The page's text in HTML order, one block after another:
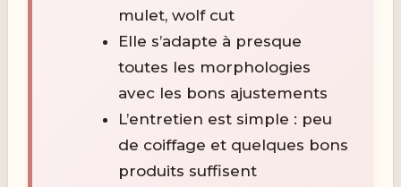
mulet, wolf cut
Elle s’adapte à presque
toutes les morphologies
avec les bons ajustements
L’entretien est simple : peu
de coiffage et quelques bons
produits suffisent